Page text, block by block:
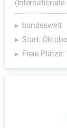
(Internationale
bundesweit
Start:
Freie Plätze: